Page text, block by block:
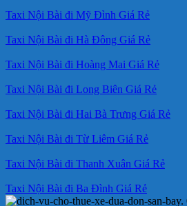
Taxi Nội Bài đi Mỹ Đình Giá Rẻ
Taxi Nội Bài đi Hà Đông Giá Rẻ
Taxi Nội Bài đi Hoàng Mai Giá Rẻ
Taxi Nội Bài đi Long Biên Giá Rẻ
Taxi Nội Bài đi Hai Bà Trưng Giá Rẻ
Taxi Nội Bài đi Từ Liêm Giá Rẻ
Taxi Nội Bài đi Thanh Xuân Giá Rẻ
Taxi Nội Bài đi Ba Đình Giá Rẻ